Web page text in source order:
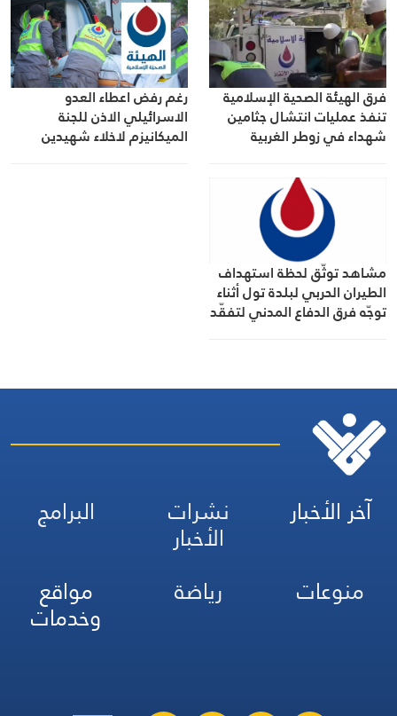
فرق الهيئة الصحية الإسلامية
تنفذ عمليات انتشال جثامين
شهداء في زوطر الغربية
رغم رفض اعطاء العدو
الاسرائيلي الاذن للجنة
الميكانيزم لاخلاء شهيدين
مشاهد توثّق لحظة استهداف
الطيران الحربي لبلدة تول أثناء
توجّه فرق الدفاع المدني لتفقّد
آخر الأخبار نشرات
الأخبار
البرامج
منوعات
رياضة مواقع
وخدمات